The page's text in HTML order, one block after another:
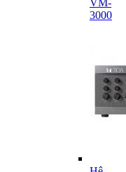
VM-
3000